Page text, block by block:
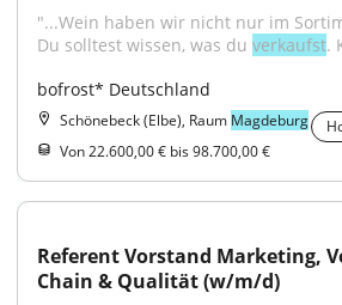
"...Wein haben wir nicht nur im
Du solltest wissen, was du verkaufst.
bofrost* Deutschland
Schönebeck (Elbe), Raum Magdeburg
Von 22.600,00 € bis 98.700,00 €
Referent Vorstand Marketing,
Chain & Qualität (w/m/d)